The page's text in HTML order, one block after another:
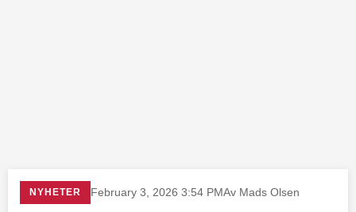
NYHETER February 3, 2026 3:54 PMAv Mads Olsen